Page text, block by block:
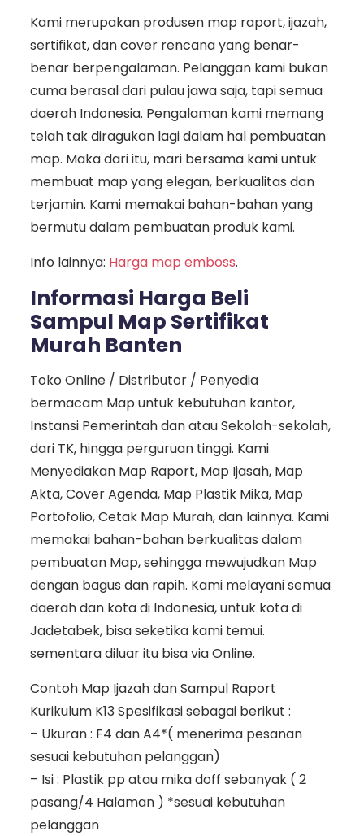
Kami merupakan produsen map raport, ijazah,
sertifikat, dan cover rencana yang benar-
benar berpengalaman. Pelanggan kami bukan
cuma berasal dari pulau jawa saja, tapi semua
daerah Indonesia. Pengalaman kami memang
telah tak diragukan lagi dalam hal pembuatan
map. Maka dari itu, mari bersama kami untuk
membuat map yang elegan, berkualitas dan
terjamin. Kami memakai bahan-bahan yang
bermutu dalam pembuatan produk kami.
Info lainnya: Harga map emboss.
Informasi Harga Beli
Sampul Map Sertifikat
Murah Banten
Toko Online / Distributor / Penyedia
bermacam Map untuk kebutuhan kantor,
Instansi Pemerintah dan atau Sekolah-sekolah,
dari TK, hingga perguruan tinggi. Kami
Menyediakan Map Raport, Map Ijasah, Map
Akta, Cover Agenda, Map Plastik Mika, Map
Portofolio, Cetak Map Murah, dan lainnya. Kami
memakai bahan-bahan berkualitas dalam
pembuatan Map, sehingga mewujudkan Map
dengan bagus dan rapih. Kami melayani semua
daerah dan kota di Indonesia, untuk kota di
Jadetabek, bisa seketika kami temui.
sementara diluar itu bisa via Online.
Contoh Map Ijazah dan Sampul Raport
Kurikulum K13 Spesifikasi sebagai berikut :
– Ukuran : F4 dan A4*( menerima pesanan
sesuai kebutuhan pelanggan)
– Isi : Plastik pp atau mika doff sebanyak ( 2
pasang/4 Halaman ) *sesuai kebutuhan
pelanggan